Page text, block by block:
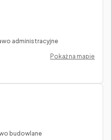
administracyjne
Pokaż na mapie
budowlane